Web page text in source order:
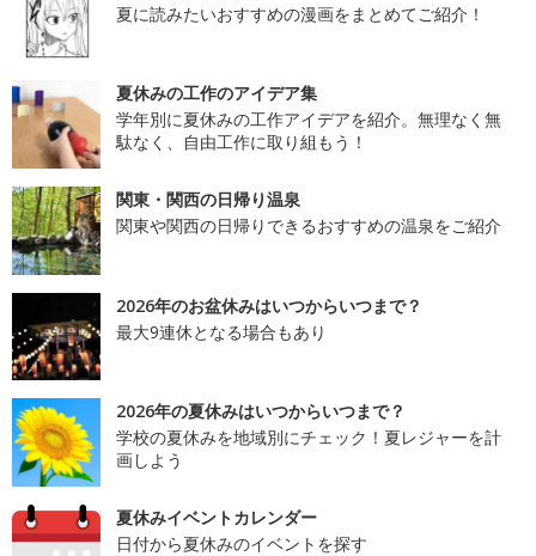
夏に読みたいおすすめの漫画をまとめてご紹介！
夏休みの工作のアイデア集
学年別に夏休みの工作アイデアを紹介。無理なく無
駄なく、自由工作に取り組もう！
関東・関西の日帰り温泉
関東や関西の日帰りできるおすすめの温泉をご紹介
2026年のお盆休みはいつからいつまで？
最大9連休となる場合もあり
2026年の夏休みはいつからいつまで？
学校の夏休みを地域別にチェック！夏レジャーを計
画しよう
夏休みイベントカレンダー
日付から夏休みのイベントを探す